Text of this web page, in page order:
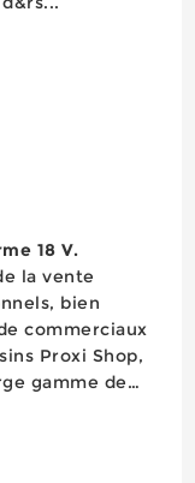
18 V.
la vente
bien
commerciaux
Proxi Shop,
gamme de